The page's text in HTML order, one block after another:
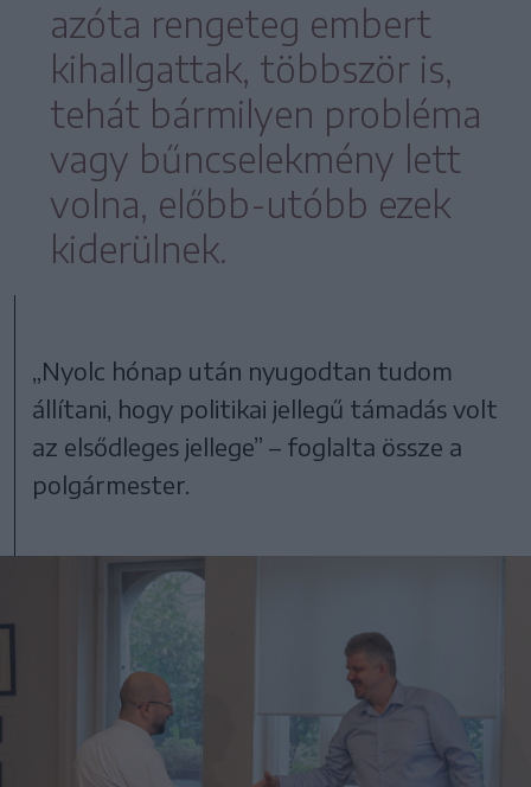
azóta rengeteg embert
kihallgattak, többször is,
tehát bármilyen probléma
vagy bűncselekmény lett
volna, előbb-utóbb ezek
kiderülnek.
„Nyolc hónap után nyugodtan tudom
állítani, hogy politikai jellegű támadás volt
az elsődleges jellege” – foglalta össze a
polgármester.